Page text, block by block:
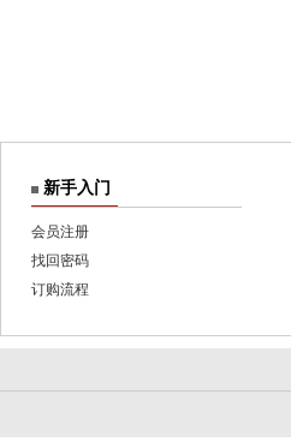
新手入门
会员注册
找回密码
订购流程